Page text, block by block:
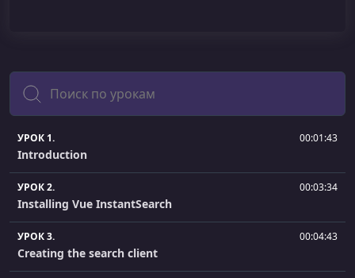
Поиск
УРОК 1. 00:01:43
Introduction
УРОК 2. 00:03:34
Installing Vue InstantSearch
УРОК 3. 00:04:43
Creating the search client